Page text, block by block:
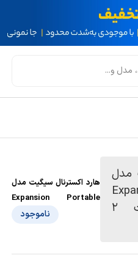
هارد اکسترنال سیگیت مدل
Expansion Portable
ناموجود